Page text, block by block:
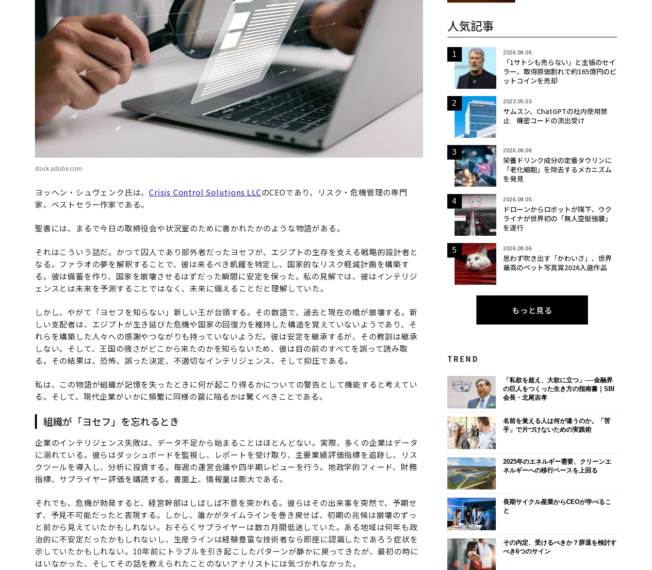
stock.adobe.com
ヨッヘン・シュヴェンク氏は、Crisis Control Solutions LLCのCEOであり、リスク・危機管理の専門
家、ベストセラー作家である。
聖書には、まるで今日の取締役会や状況室のために書かれたかのような物語がある。
それはこういう話だ。かつて囚人であり部外者だったヨセフが、エジプトの生存を支える戦略的設計者と
なる。ファラオの夢を解釈することで、彼は来るべき飢饉を特定し、国家的なリスク軽減計画を構築す
る。彼は備蓄を作り、国家を崩壊させるはずだった瞬間に安定を保った。私の見解では、彼はインテリジ
ェンスとは未来を予測することではなく、未来に備えることだと理解していた。
しかし、やがて「ヨセフを知らない」新しい王が台頭する。その数語で、過去と現在の橋が崩壊する。新
しい支配者は、エジプトが生き延びた危機や国家の回復力を維持した構造を覚えていないようであり、そ
れらを構築した人々への感謝やつながりも持っていないようだ。彼は安定を継承するが、その教訓は継承
しない。そして、王国の強さがどこから来たのかを知らないため、彼は目の前のすべてを誤って読み取
る。その結果は、恐怖、誤った決定、不適切なインテリジェンス、そして抑圧である。
私は、この物語が組織が記憶を失ったときに何が起こり得るかについての警告として機能すると考えてい
る。そして、現代企業がいかに頻繁に同様の罠に陥るかは驚くべきことである。
組織が「ヨセフ」を忘れるとき
企業のインテリジェンス失敗は、データ不足から始まることはほとんどない。実際、多くの企業はデータ
に溺れている。彼らはダッシュボードを監視し、レポートを受け取り、主要業績評価指標を追跡し、リス
クツールを導入し、分析に投資する。毎週の運営会議や四半期レビューを行う。地政学的フィード、財務
指標、サプライヤー評価を購読する。書面上、情報量は膨大である。
それでも、危機が勃発すると、経営幹部はしばしば不意を突かれる。彼らはその出来事を突然で、予期せ
ず、予見不可能だったと表現する。しかし、誰かがタイムラインを巻き戻せば、初期の兆候は崩壊のずっ
と前から見えていたかもしれない。おそらくサプライヤーは数カ月間低迷していた。ある地域は何年も政
治的に不安定だったかもしれないし、生産ラインは経験豊富な技術者なら即座に認識したであろう症状を
示していたかもしれない。10年前にトラブルを引き起こしたパターンが静かに戻ってきたが、最初の時に
はいなかった、そしてその話を教えられたことのないアナリストには気づかれなかった。
人気記事
2026.08.06
「1サトシも売らない」と主張のセイ
ラー、取得原価割れで約165億円のビ
ットコインを売却
2023.05.03
サムスン、ChatGPTの社内使用禁
止 機密コードの流出受け
2026.08.06
栄養ドリンク成分の定番タウリンに
「老化細胞」を除去するメカニズム
を発見
2026.08.05
ドローンからロボットが降下、ウク
ライナが世界初の「無人空挺強襲」
を遂行
2026.08.06
思わず吹き出す「かわいさ」、世界
最高のペット写真賞2026入選作品
もっと見る
TREND
「私欲を超え、大欲に立つ」──金融界
の巨人をつくった生き方の指南書｜SBI
会長・北尾吉孝
名前を覚える人は何が違うのか。「苦
手」で片づけないための実践術
2025年のエネルギー需要、クリーンエ
ネルギーへの移行ペースを上回る
長期サイクル産業からCEOが学べるこ
と
その内定、受けるべきか？辞退を検討す
べき6つのサイン